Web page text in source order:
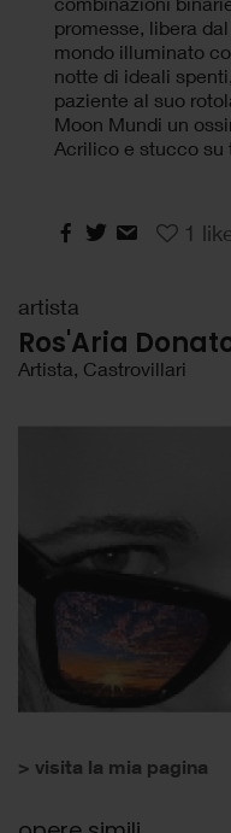
promesse, libera
mondo illuminato
notte di ideali
paziente al suo
Moon Mundi un
Acrilico e stucco su
1
artista
Ros'Aria
Artista, Castrovillari
> visita la mia pagina